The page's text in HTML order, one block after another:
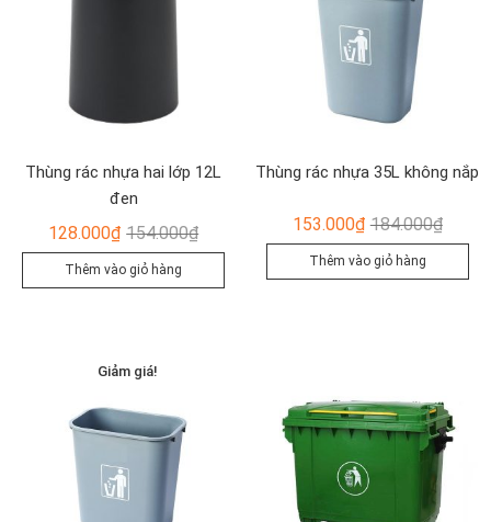
Thùng rác nhựa hai lớp 12L
đen
154.000₫Giá
gốc
là:
128.000₫
Giá
hiện
tại
Thêm vào giỏ hàng
Thùng rác nhựa 35L không nắp
184.000₫Giá
gốc
là:
153.000₫
Giá
hiện
tại
Thêm vào giỏ hàng
Giảm giá!